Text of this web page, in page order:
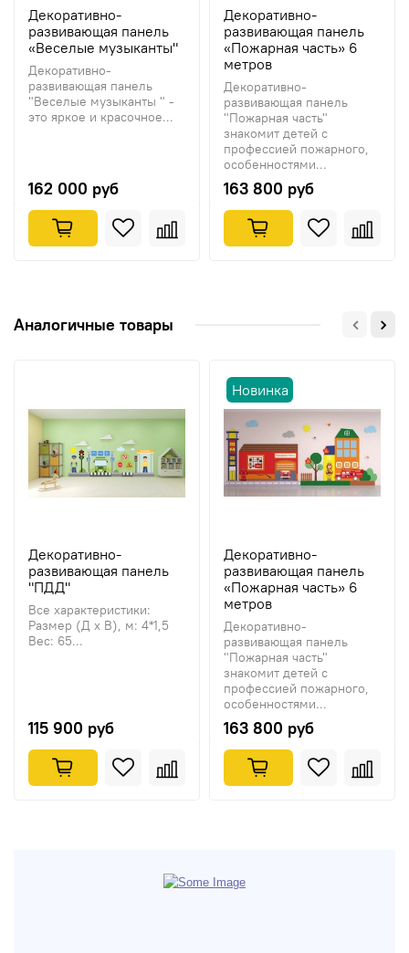
Декоративно-
развивающая панель
«Веселые музыканты"
Декоративно-
развивающая панель
"Веселые музыканты " -
это яркое и красочное...
162 000 руб
Декоративно-
развивающая панель
«Пожарная часть» 6
метров
Декоративно-
развивающая панель
"Пожарная часть"
знакомит детей с
профессией пожарного,
особенностями...
163 800 руб
Аналогичные товары
Декоративно-
развивающая панель
"ПДД"
Все характеристики:
Размер (Д х В), м: 4*1,5
Вес: 65...
115 900 руб
Новинка
Декоративно-
развивающая панель
«Пожарная часть» 6
метров
Декоративно-
развивающая панель
"Пожарная часть"
знакомит детей с
профессией пожарного,
особенностями...
163 800 руб